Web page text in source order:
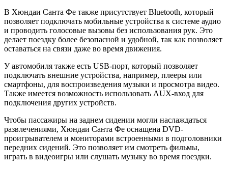
В Хюндаи Санта Фе также присутствует Bluetooth, который
позволяет подключать мобильные устройства к системе аудио
и проводить голосовые вызовы без использования рук. Это
делает поездку более безопасной и удобной, так как позволяет
оставаться на связи даже во время движения.
У автомобиля также есть USB-порт, который позволяет
подключать внешние устройства, например, плееры или
смартфоны, для воспроизведения музыки и просмотра видео.
Также имеется возможность использовать AUX-вход для
подключения других устройств.
Чтобы пассажиры на заднем сидении могли наслаждаться
развлечениями, Хюндаи Санта Фе оснащена DVD-
проигрывателем и мониторами встроенными в подголовники
передних сидений. Это позволяет им смотреть фильмы,
играть в видеоигры или слушать музыку во время поездки.